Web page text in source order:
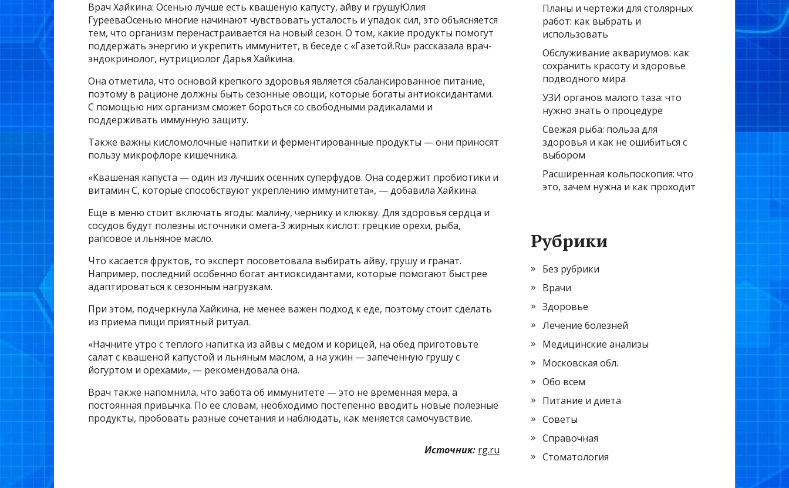
Врач Хайкина: Осенью лучше есть квашеную капусту, айву и грушуЮлия
ГурееваОсенью многие начинают чувствовать усталость и упадок сил, это объясняется
тем, что организм перенастраивается на новый сезон. О том, какие продукты помогут
поддержать энергию и укрепить иммунитет, в беседе с «Газетой.Ru» рассказала врач-
эндокринолог, нутрициолог Дарья Хайкина.
Она отметила, что основой крепкого здоровья является сбалансированное питание,
поэтому в рационе должны быть сезонные овощи, которые богаты антиоксидантами.
С помощью них организм сможет бороться со свободными радикалами и
поддерживать иммунную защиту.
Также важны кисломолочные напитки и ферментированные продукты — они приносят
пользу микрофлоре кишечника.
«Квашеная капуста — один из лучших осенних суперфудов. Она содержит пробиотики и
витамин С, которые способствуют укреплению иммунитета», — добавила Хайкина.
Еще в меню стоит включать ягоды: малину, чернику и клюкву. Для здоровья сердца и
сосудов будут полезны источники омега-3 жирных кислот: грецкие орехи, рыба,
рапсовое и льняное масло.
Что касается фруктов, то эксперт посоветовала выбирать айву, грушу и гранат.
Например, последний особенно богат антиоксидантами, которые помогают быстрее
адаптироваться к сезонным нагрузкам.
При этом, подчеркнула Хайкина, не менее важен подход к еде, поэтому стоит сделать
из приема пищи приятный ритуал.
«Начните утро с теплого напитка из айвы с медом и корицей, на обед приготовьте
салат с квашеной капустой и льняным маслом, а на ужин — запеченную грушу с
йогуртом и орехами», — рекомендовала она.
Врач также напомнила, что забота об иммунитете — это не временная мера, а
постоянная привычка. По ее словам, необходимо постепенно вводить новые полезные
продукты, пробовать разные сочетания и наблюдать, как меняется самочувствие.
Источник: rg.ru
Планы и чертежи для столярных
работ: как выбрать и
использовать
Обслуживание аквариумов: как
сохранить красоту и здоровье
подводного мира
УЗИ органов малого таза: что
нужно знать о процедуре
Свежая рыба: польза для
здоровья и как не ошибиться с
выбором
Расширенная кольпоскопия: что
это, зачем нужна и как проходит
Рубрики
Без рубрики
Врачи
Здоровье
Лечение болезней
Медицинские анализы
Московская обл.
Обо всем
Питание и диета
Советы
Справочная
Стоматология